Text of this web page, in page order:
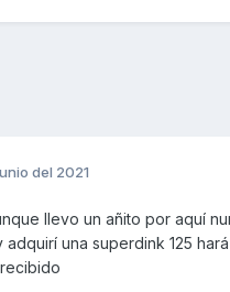
del 2021
llevo un añito por aquí
una superdink 125